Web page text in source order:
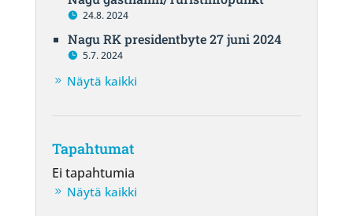
24.8. 2024
Nagu RK presidentbyte 27 juni 2024
5.7. 2024
Näytä kaikki
Tapahtumat
Ei tapahtumia
Näytä kaikki